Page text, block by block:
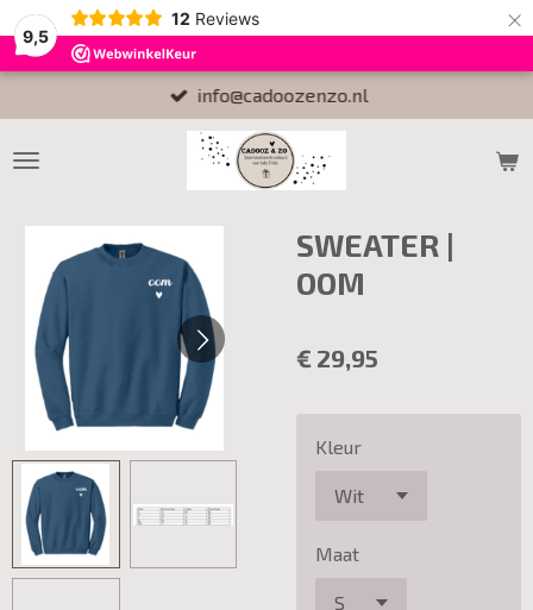
9,5
12 Reviews ×
info@cadoozenzo.nl
SWEATER |
OOM
€ 29,95
Kleur
Maat